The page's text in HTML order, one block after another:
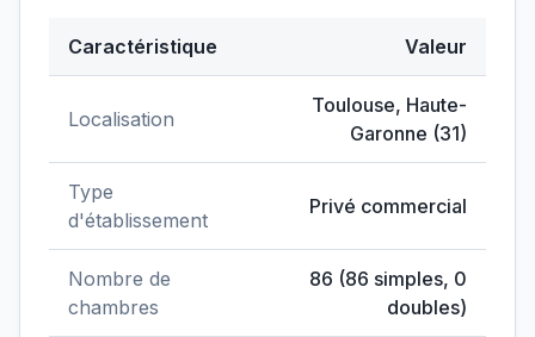
Caractéristique Valeur
Localisation
Toulouse, Haute-
Garonne (31)
Type
d'établissement
Privé commercial
Nombre de
chambres
86 (86 simples, 0
doubles)